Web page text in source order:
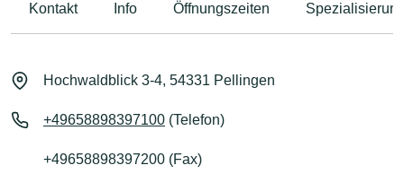
Kontakt Info Öffnungszeiten
Hochwaldblick 3-4, 54331 Pellingen
+49658898397100 (Telefon)
+49658898397200 (Fax)